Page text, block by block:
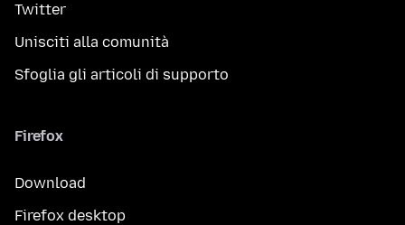
Twitter
Unisciti alla comunità
Sfoglia gli articoli di supporto
Firefox
Download
Firefox desktop